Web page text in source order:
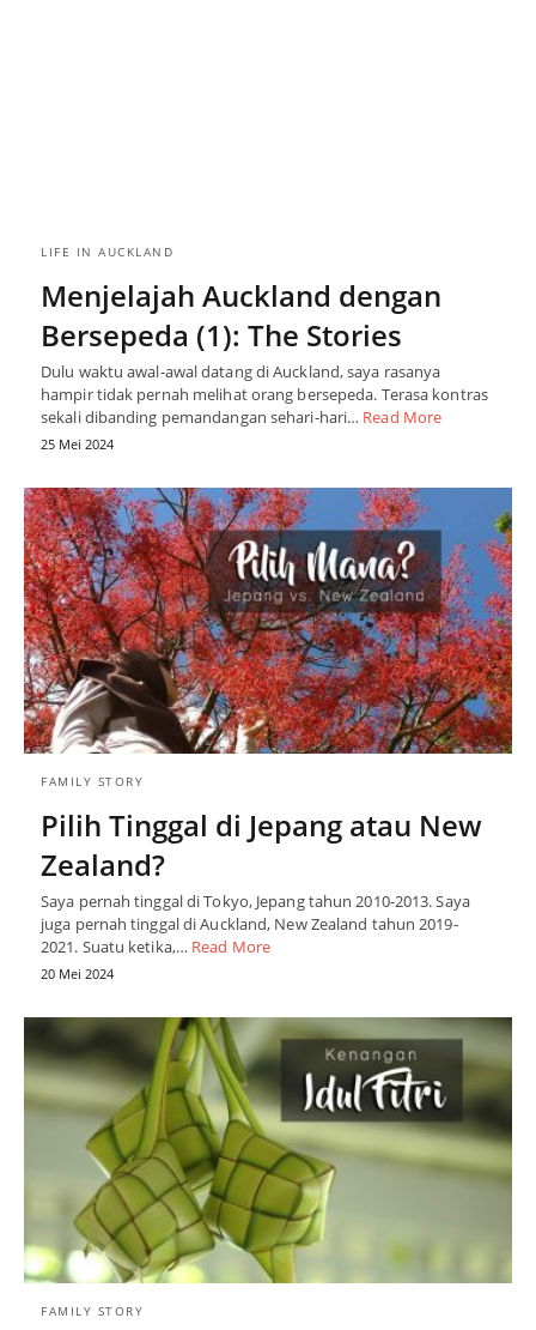
LIFE IN AUCKLAND
Menjelajah Auckland dengan
Bersepeda (1): The Stories
Dulu waktu awal-awal datang di Auckland, saya rasanya
hampir tidak pernah melihat orang bersepeda. Terasa kontras
sekali dibanding pemandangan sehari-hari… Read More
25 Mei 2024
FAMILY STORY
Pilih Tinggal di Jepang atau New
Zealand?
Saya pernah tinggal di Tokyo, Jepang tahun 2010-2013. Saya
juga pernah tinggal di Auckland, New Zealand tahun 2019-
2021. Suatu ketika,… Read More
20 Mei 2024
FAMILY STORY